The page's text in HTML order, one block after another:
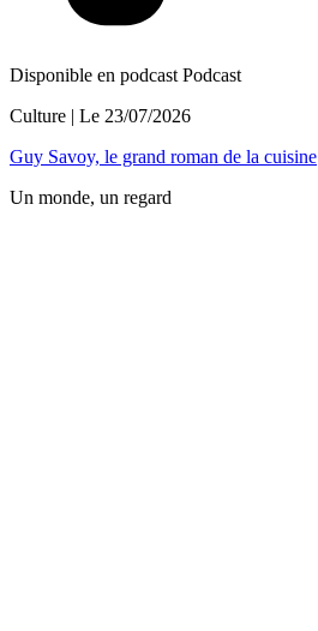
Disponible en podcast Podcast
Culture | Le 23/07/2026
Guy Savoy, le grand roman de la cuisine
Un monde, un regard